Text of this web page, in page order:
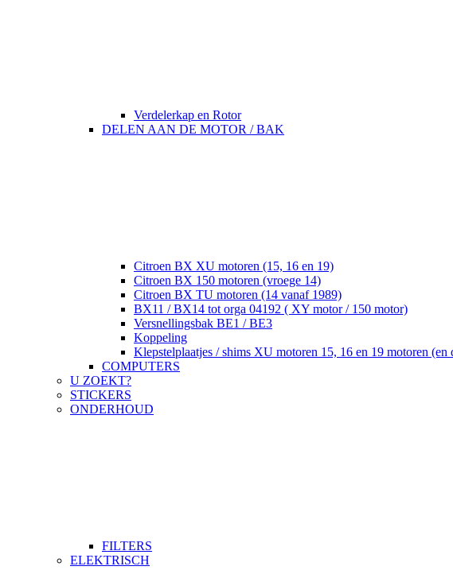
Verdelerkap en Rotor
DELEN AAN DE MOTOR / BAK
Citroen BX XU motoren (15, 16 en 19)
Citroen BX 150 motoren (vroege 14)
Citroen BX TU motoren (14 vanaf 1989)
BX11 / BX14 tot orga 04192 ( XY motor / 150 motor)
Versnellingsbak BE1 / BE3
Koppeling
Klepstelplaatjes / shims XU motoren 15, 16 en 19 motoren (en
COMPUTERS
U ZOEKT?
STICKERS
ONDERHOUD
FILTERS
ELEKTRISCH